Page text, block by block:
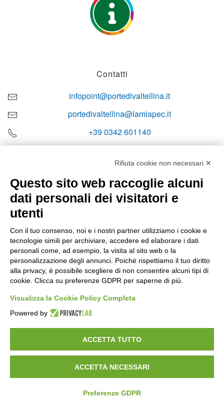
Contatti
infopoint@portedivaltellina.it
portedivaltellina@lamiapec.it
+39 0342 601140
Orari di apertura
Sabato
08:00 – 12:10
Domenica e festivi
CHIUSO
Consorzio Turistico Porte di Valtellina. All rights reserved.
Powered byNoratech
Privacy Policy Cookie Policy
Rifiuta cookie non necessari ✕
Questo sito web raccoglie alcuni
dati personali dei visitatori e
utenti
Con il tuo consenso, noi e i nostri partner utilizziamo i cookie e
tecnologie simili per archiviare, accedere ed elaborare i dati
personali come, ad esempio, la visita al sito web o la
personalizzazione degli annunci. Poiché rispettiamo il tuo diritto
alla privacy, è possibile scegliere di non consentire alcuni tipi di
cookie. Clicca su preferenze GDPR per saperne di più.
Visualizza la Cookie Policy Completa
Powered by
ACCETTA TUTTO
ACCETTA NECESSARI
Preferenze GDPR